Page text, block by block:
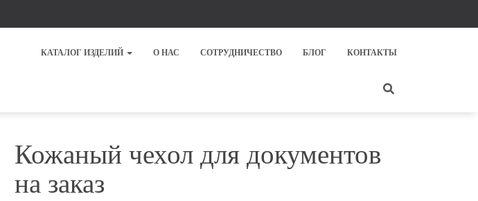
КАТАЛОГ ИЗДЕЛИЙ О НАС СОТРУДНИЧЕСТВО БЛОГ КОНТАКТЫ
Кожаный чехол для документов
на заказ